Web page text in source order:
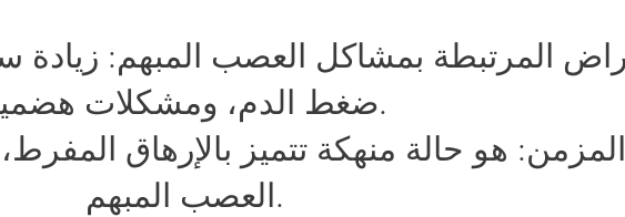
المرتبطة بمشاكل العصب المبهم: زيادة
ضغط الدم، ومشكلات هضمية.
المزمن: هو حالة منهكة تتميز بالإرهاق
العصب المبهم.